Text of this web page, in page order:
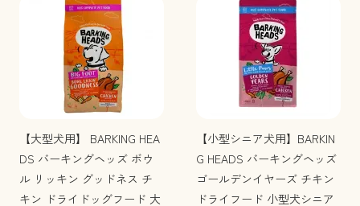
【大型犬用】 BARKING HEA
DS バーキングヘッズ ボウ
ル リッキン グッドネス チ
キン ドライドッグフード 大
【小型シニア犬用】BARKIN
G HEADS バーキングヘッズ
ゴールデンイヤーズ チキン
ドライフード 小型犬シニア